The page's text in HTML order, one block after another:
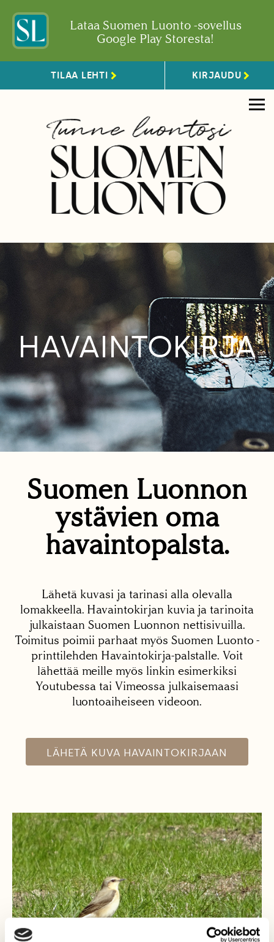
Lataa Suomen Luonto -sovellus
Google Play Storesta!
TILAA LEHTI KIRJAUDU
HAVAINTOKIRJA
Suomen Luonnon
ystävien oma
havaintopalsta.
Lähetä kuvasi ja tarinasi alla olevalla
lomakkeella. Havaintokirjan kuvia ja tarinoita
julkaistaan Suomen Luonnon nettisivuilla.
Toimitus poimii parhaat myös Suomen Luonto -
printtilehden Havaintokirja-palstalle. Voit
lähettää meille myös linkin esimerkiksi
Youtubessa tai Vimeossa julkaisemaasi
luontoaiheiseen videoon.
LÄHETÄ KUVA HAVAINTOKIRJAAN